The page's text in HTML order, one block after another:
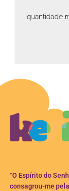
quantidade
“O Espírito do
consagrou-me